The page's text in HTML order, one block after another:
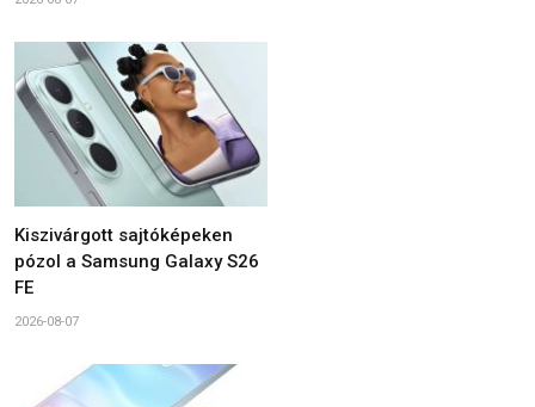
Kiszivárgott sajtóképeken
pózol a Samsung Galaxy S26
FE
2026-08-07